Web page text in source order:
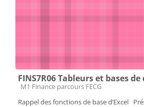
FINS7R06 Tableurs et bases de
Catégorie de cours
M1 Finance parcours FECG
Rappel des fonctions de base d’Excel